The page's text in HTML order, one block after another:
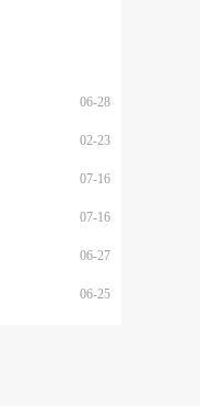
06-28
02-23
07-16
07-16
06-27
06-25